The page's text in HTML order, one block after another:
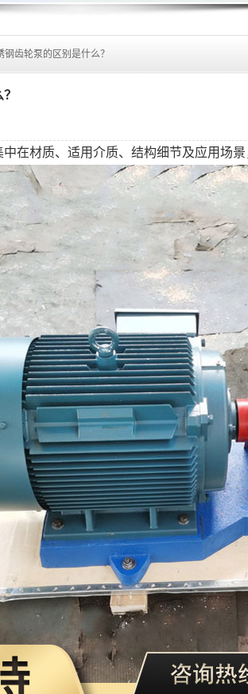
齿轮泵的区别是什么？
在材质、适用介质、结构细节及应用场